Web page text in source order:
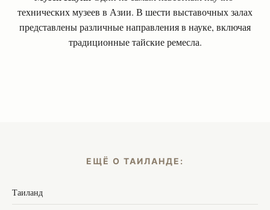
технических музеев в Азии. В шести выставочных залах
представлены различные направления в науке, включая
традиционные тайские ремесла.
ЕЩЁ О ТАИЛАНДЕ:
Таиланд